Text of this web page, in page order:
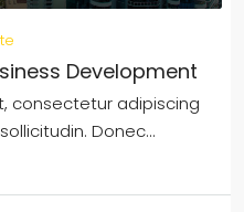
Development
consectetur adipiscing
Donec...